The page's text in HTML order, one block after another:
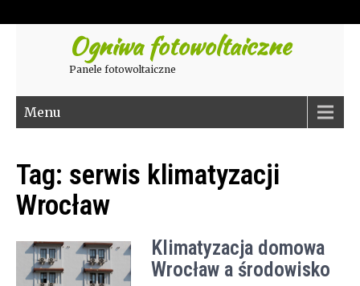
Ogniwa fotowoltaiczne
Panele fotowoltaiczne
Menu
Tag: serwis klimatyzacji
Wrocław
Klimatyzacja domowa
Wrocław a środowisko